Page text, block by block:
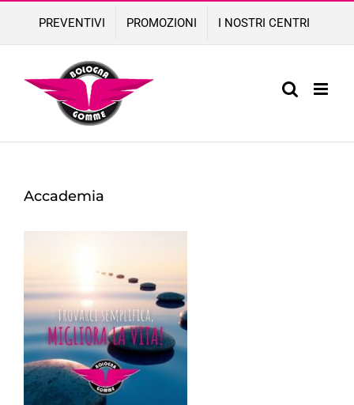
content
PREVENTIVI PROMOZIONI I NOSTRI CENTRI
Accademia